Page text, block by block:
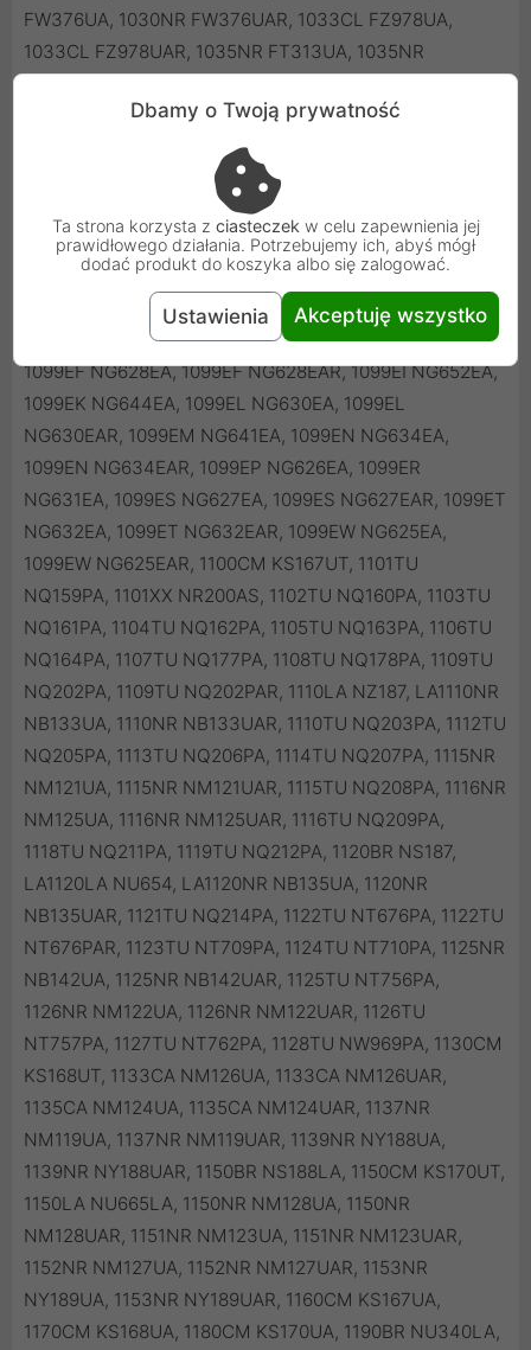
FW376UA, 1030NR FW376UAR, 1033CL FZ978UA,
1033CL FZ978UAR, 1035NR FT313UA, 1035NR
CTO FN819AV, 1000 CTO FQ729AAR, 1000 CTO
FQ729AV, 1000 CTO FR832AV, 1000 CTO FV436AAR,
1000 CTO FV436AV, 1000 CTO NB914AV, 1000 CTO
NJ683AAR, 1000 CTO NJ683AV, 1000 CTO NP763AV,
1018TU NL037PA, 1018TU NL037PAR, 1019TU NL038PA,
1020TU NL039PA, 1097EI NG645EA, 1098EI NG646EA,
1099EA NG633EA, 1099EA NG633EAR, 1099ED
NG624EA, 1099ED NG624EAR, 1099EE NG640EA,
1099EF NG628EA, 1099EF NG628EAR, 1099EI NG652EA,
1099EK NG644EA, 1099EL NG630EA, 1099EL
NG630EAR, 1099EM NG641EA, 1099EN NG634EA,
1099EN NG634EAR, 1099EP NG626EA, 1099ER
NG631EA, 1099ES NG627EA, 1099ES NG627EAR, 1099ET
NG632EA, 1099ET NG632EAR, 1099EW NG625EA,
1099EW NG625EAR, 1100CM KS167UT, 1101TU
NQ159PA, 1101XX NR200AS, 1102TU NQ160PA, 1103TU
NQ161PA, 1104TU NQ162PA, 1105TU NQ163PA, 1106TU
NQ164PA, 1107TU NQ177PA, 1108TU NQ178PA, 1109TU
NQ202PA, 1109TU NQ202PAR, 1110LA NZ187, LA1110NR
NB133UA, 1110NR NB133UAR, 1110TU NQ203PA, 1112TU
NQ205PA, 1113TU NQ206PA, 1114TU NQ207PA, 1115NR
NM121UA, 1115NR NM121UAR, 1115TU NQ208PA, 1116NR
NM125UA, 1116NR NM125UAR, 1116TU NQ209PA,
1118TU NQ211PA, 1119TU NQ212PA, 1120BR NS187,
LA1120LA NU654, LA1120NR NB135UA, 1120NR
NB135UAR, 1121TU NQ214PA, 1122TU NT676PA, 1122TU
NT676PAR, 1123TU NT709PA, 1124TU NT710PA, 1125NR
NB142UA, 1125NR NB142UAR, 1125TU NT756PA,
1126NR NM122UA, 1126NR NM122UAR, 1126TU
NT757PA, 1127TU NT762PA, 1128TU NW969PA, 1130CM
KS168UT, 1133CA NM126UA, 1133CA NM126UAR,
1135CA NM124UA, 1135CA NM124UAR, 1137NR
NM119UA, 1137NR NM119UAR, 1139NR NY188UA,
1139NR NY188UAR, 1150BR NS188LA, 1150CM KS170UT,
1150LA NU665LA, 1150NR NM128UA, 1150NR
NM128UAR, 1151NR NM123UA, 1151NR NM123UAR,
1152NR NM127UA, 1152NR NM127UAR, 1153NR
NY189UA, 1153NR NY189UAR, 1160CM KS167UA,
1170CM KS168UA, 1180CM KS170UA, 1190BR NU340LA,
Dbamy o Twoją prywatność
Ta strona korzysta z ciasteczek w celu zapewnienia jej
prawidłowego działania. Potrzebujemy ich, abyś mógł
dodać produkt do koszyka albo się zalogować.
Ustawienia Akceptuję wszystko